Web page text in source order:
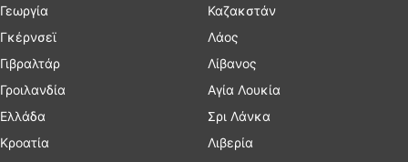
Γεωργία
Γκέρνσεϊ
Γιβραλτάρ
Γροιλανδία
Ελλάδα
Κροατία
Καζακστάν
Λάος
Λίβανος
Αγία Λουκία
Σρι Λάνκα
Λιβερία